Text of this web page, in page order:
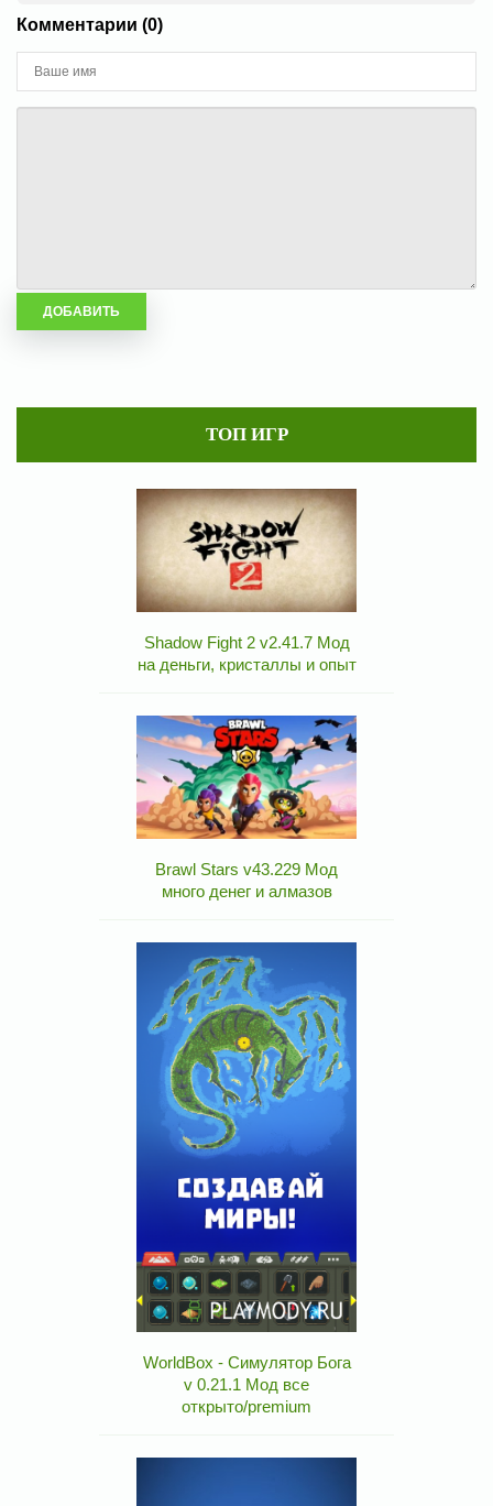
Комментарии (0)
ТОП ИГР
Shadow Fight 2 v2.41.7 Мод
на деньги, кристаллы и опыт
Brawl Stars v43.229 Мод
много денег и алмазов
WorldBox - Симулятор Бога
v 0.21.1 Мод все
открыто/premium